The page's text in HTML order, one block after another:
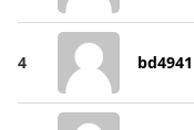
4 bd4941